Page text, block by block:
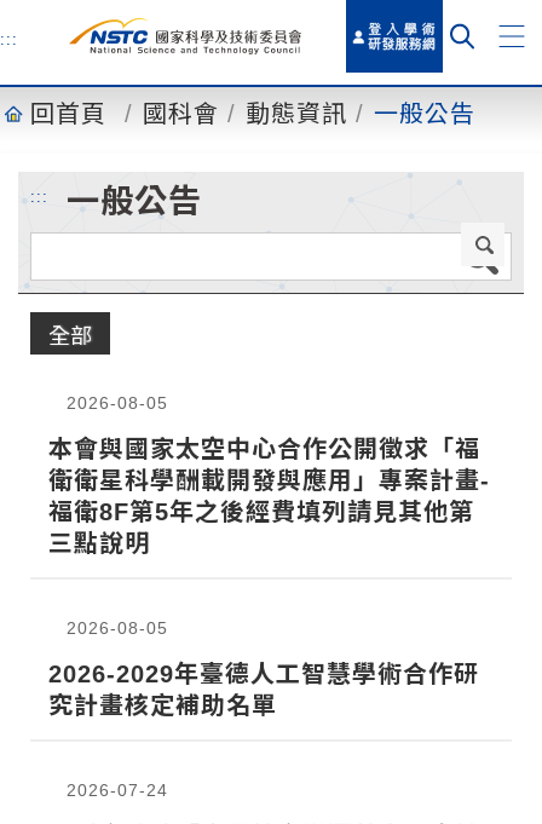
主
容
:::
回首頁 國科會 動態資訊 一般公告
::: 一般公告
全部
2026-08-05
本會與國家太空中心合作公開徵求「福
衛衛星科學酬載開發與應用」專案計畫-
福衛8F第5年之後經費填列請見其他第
三點說明
2026-08-05
2026-2029年臺德人工智慧學術合作研
究計畫核定補助名單
2026-07-24